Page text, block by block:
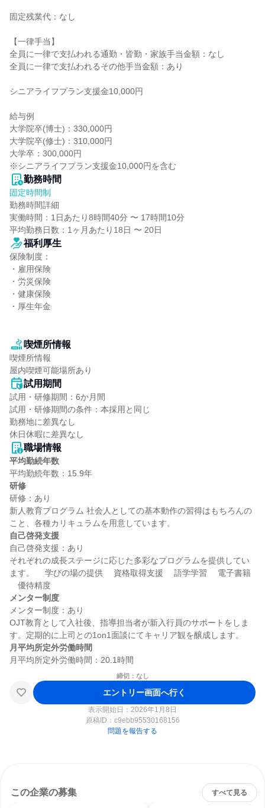
固定残業代：なし
【一律手当】
全員に一律で支払われる通勤・皆勤・家族手当金額：なし
全員に一律で支払われるその他手当金額：あり
シニアライフプラン支援金10,000円
給与例
大学院卒(博士)：330,000円
大学院卒(修士)：310,000円
大学卒：300,000円
※シニアライフプラン支援金10,000円を含む
勤務時間
固定時間制
勤務時間詳細
実働時間：1日あたり8時間40分 〜 17時間10分
平均勤務日数：1ヶ月あたり18日 〜 20日
福利厚生
保険制度：
・雇用保険
・労災保険
・健康保険
・厚生年金
喫煙所情報
喫煙所情報
屋内喫煙可能場所あり
試用期間
試用・研修期間：6か月間
試用・研修期間の条件：本採用と同じ
勤務地に差異なし
職場情報
平均勤続年数
研修
研修：あり
新人教育プログラム 社会人としての基本動作の習得はもちろんの
自己啓発支援
自己啓発支援：あり
それぞれの成長ステージに応じた多彩なプログラムを提供してい
ます。 　学びの場の提供 　資格取得支援 　語学学習 　電子書籍
メンター制度
メンター制度：あり
OJT教育として入社後、指導担当者が新入行員のサポートをしま
月平均所定外労働時間
締切：なし
エントリー画面へ行く
表示開始日：2026年1月8日
原稿ID： c9ebb95530168156
問題を報告する
この企業の募集 すべて見る